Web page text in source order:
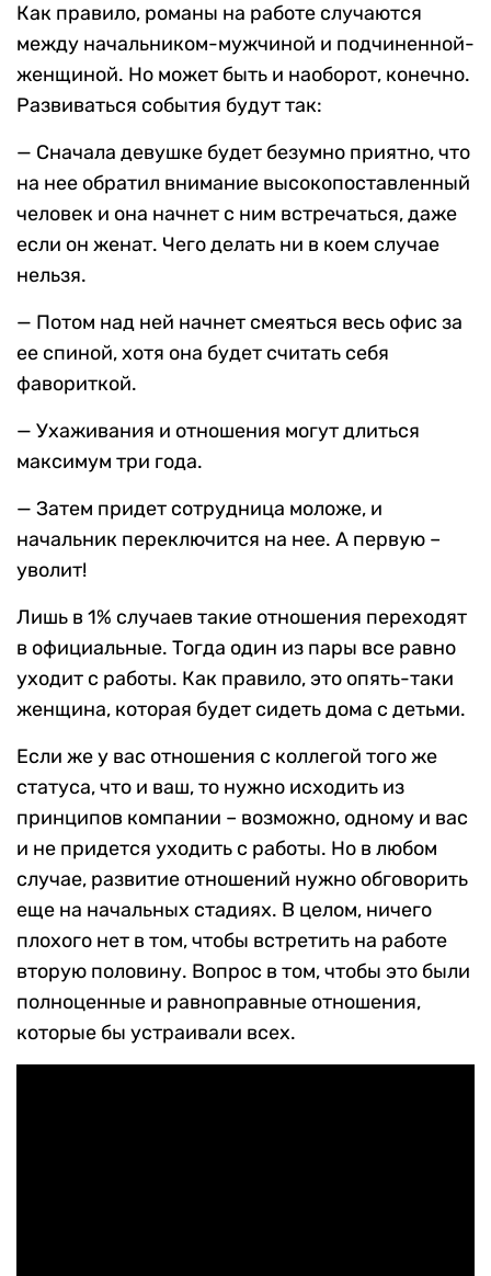
Как правило, романы на работе случаются
между начальником-мужчиной и подчиненной-
женщиной. Но может быть и наоборот, конечно.
Развиваться события будут так:
— Сначала девушке будет безумно приятно, что
на нее обратил внимание высокопоставленный
человек и она начнет с ним встречаться, даже
если он женат. Чего делать ни в коем случае
нельзя.
— Потом над ней начнет смеяться весь офис за
ее спиной, хотя она будет считать себя
фавориткой.
— Ухаживания и отношения могут длиться
максимум три года.
— Затем придет сотрудница моложе, и
начальник переключится на нее. А первую –
уволит!
Лишь в 1% случаев такие отношения переходят
в официальные. Тогда один из пары все равно
уходит с работы. Как правило, это опять-таки
женщина, которая будет сидеть дома с детьми.
Если же у вас отношения с коллегой того же
статуса, что и ваш, то нужно исходить из
принципов компании – возможно, одному и вас
и не придется уходить с работы. Но в любом
случае, развитие отношений нужно обговорить
еще на начальных стадиях. В целом, ничего
плохого нет в том, чтобы встретить на работе
вторую половину. Вопрос в том, чтобы это были
полноценные и равноправные отношения,
которые бы устраивали всех.